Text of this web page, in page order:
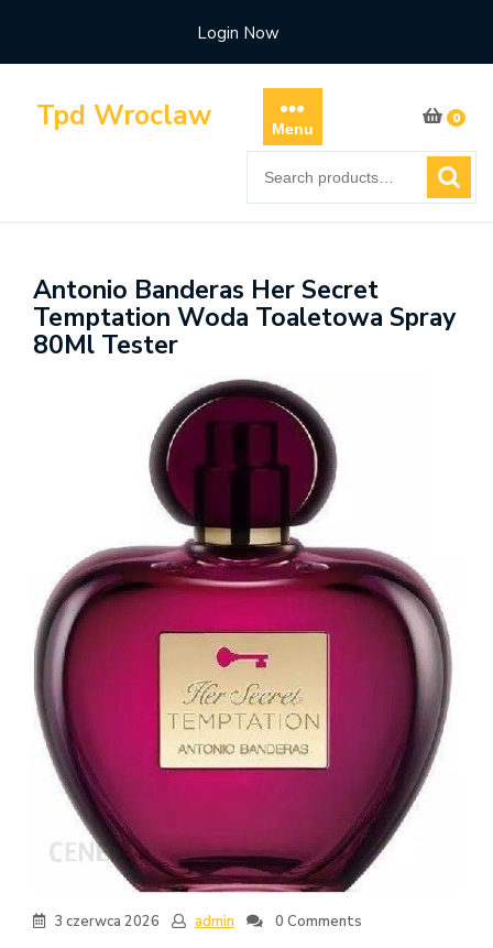
content
Login Now
Tpd Wroclaw Menu
0
for:
Antonio Banderas Her Secret
Temptation Woda Toaletowa Spray
80Ml Tester
3 czerwca 2026 admin 0 Comments